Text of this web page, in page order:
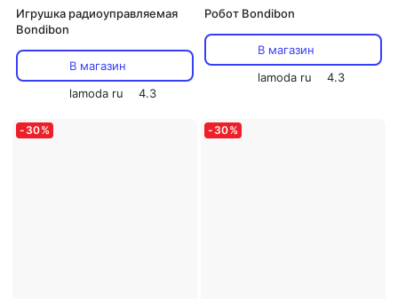
Игрушка радиоуправляемая
Bondibon
В магазин
lamoda ru
4.3
Робот Bondibon
В магазин
lamoda ru
4.3
- 30% - 30%